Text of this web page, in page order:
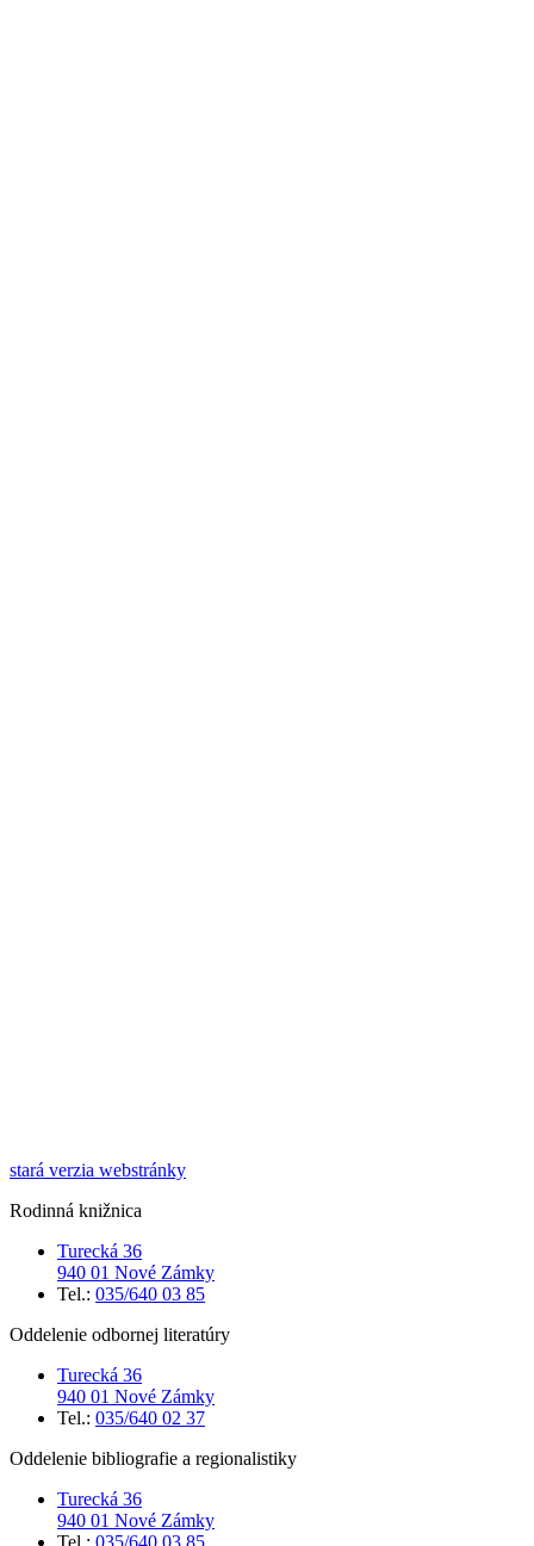
stará verzia webstránky
Rodinná knižnica
Turecká 36
940 01 Nové Zámky
Tel.: 035/640 03 85
Oddelenie odbornej literatúry
Turecká 36
940 01 Nové Zámky
Tel.: 035/640 02 37
Oddelenie bibliografie a regionalistiky
Turecká 36
940 01 Nové Zámky